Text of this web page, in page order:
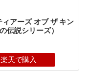
アーズ オブ ザ キン
伝説シリーズ）
楽天で購入